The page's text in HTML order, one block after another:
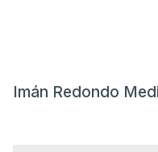
Imán Redondo